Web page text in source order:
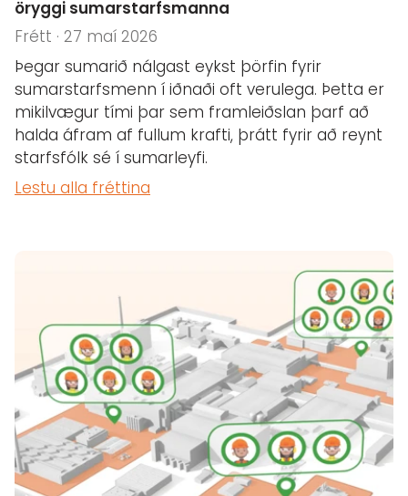
öryggi sumarstarfsmanna
Frétt · 27 maí 2026
Þegar sumarið nálgast eykst þörfin fyrir
sumarstarfsmenn í iðnaði oft verulega. Þetta er
mikilvægur tími þar sem framleiðslan þarf að
halda áfram af fullum krafti, þrátt fyrir að reynt
starfsfólk sé í sumarleyfi.
Lestu alla fréttina